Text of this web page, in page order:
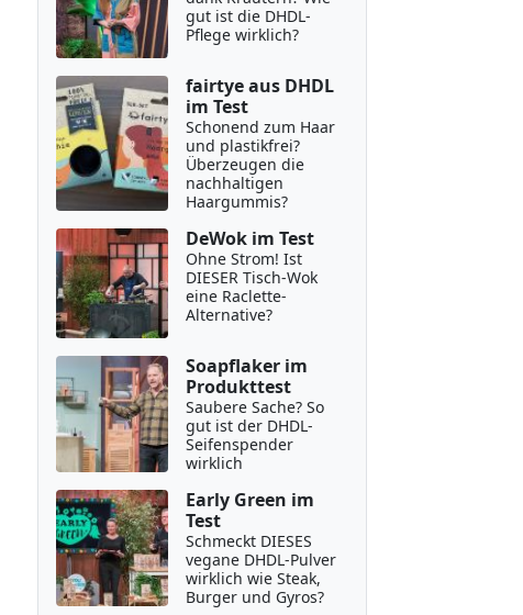
gut ist die DHDL-
Pflege wirklich?
fairtye aus DHDL
im Test
Schonend zum Haar
und plastikfrei?
Überzeugen die
nachhaltigen
Haargummis?
DeWok im Test
Ohne Strom! Ist
DIESER Tisch-Wok
eine Raclette-
Alternative?
Soapflaker im
Produkttest
Saubere Sache? So
gut ist der DHDL-
Seifenspender
wirklich
Early Green im
Test
Schmeckt DIESES
vegane DHDL-Pulver
wirklich wie Steak,
Burger und Gyros?